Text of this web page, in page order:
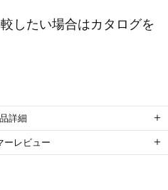
したい場合はカタログを
詳細
ーレビュー